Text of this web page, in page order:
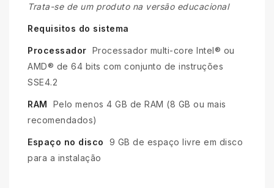
Trata-se de um produto na versão educacional
Requisitos do sistema
Processador Processador multi-core Intel® ou
AMD® de 64 bits com conjunto de instruções
SSE4.2
RAM
Pelo menos 4 GB de RAM (8 GB ou mais
recomendados)
Espaço no disco
9 GB de espaço livre em disco
para a instalação